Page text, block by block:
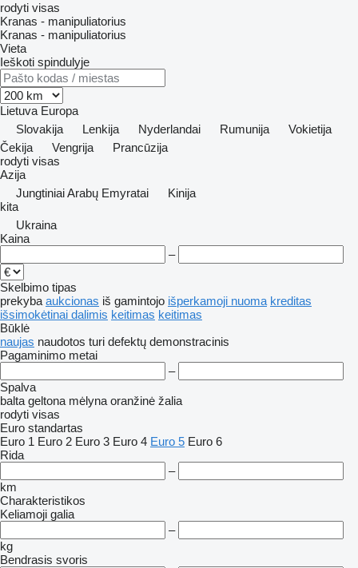
rodyti visas
Kranas - manipuliatorius
Kranas - manipuliatorius
Vieta
Ieškoti spindulyje
Lietuva Europa
Slovakija
Lenkija Nyderlandai Rumunija
Vokietija
Čekija
Vengrija
Prancūzija
rodyti visas
Azija
Jungtiniai Arabų Emyratai
Kinija
kita
Ukraina
Kaina
–
Skelbimo tipas
prekyba aukcionas iš gamintojo išperkamoji nuoma kreditas
išsimokėtinai dalimis keitimas keitimas
Būklė
naujas naudotos turi defektų demonstracinis
Pagaminimo metai
–
Spalva
balta geltona mėlyna oranžinė žalia
rodyti visas
Euro standartas
Euro 1 Euro 2 Euro 3 Euro 4 Euro 5 Euro 6
Rida
–
km
Charakteristikos
Keliamoji galia
–
kg
Bendrasis svoris